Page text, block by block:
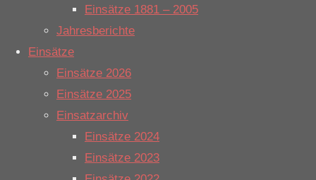
Einsätze 1881 – 2005
Jahresberichte
Einsätze
Einsätze 2026
Einsätze 2025
Einsatzarchiv
Einsätze 2024
Einsätze 2023
PKW GBM
Bei Arbeiten
an der
Brandmeldeanlage